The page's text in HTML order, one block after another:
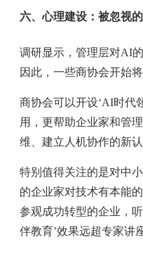
六、心理建设：被忽视
调研显示，管理层对AI
因此，一些商协会开始
商协会可以开设‘AI时代
用，更帮助企业家和管
维、建立人机协作的新认
特别值得关注的是对中
的企业家对技术有本能
参观成功转型的企业，
伴教育’效果远超专家讲